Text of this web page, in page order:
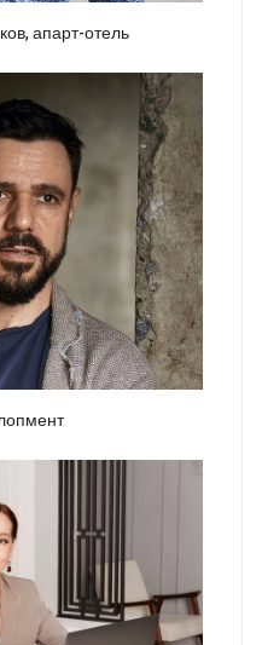
апарт-отель